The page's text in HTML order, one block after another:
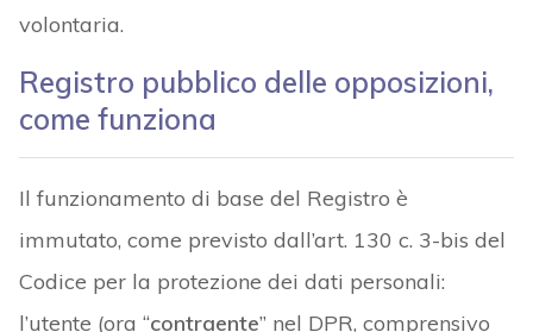
volontaria.
Registro pubblico delle opposizioni,
come funziona
Il funzionamento di base del Registro è
immutato, come previsto dall’art. 130 c. 3-bis del
Codice per la protezione dei dati personali:
l’utente (ora “contraente” nel DPR, comprensivo